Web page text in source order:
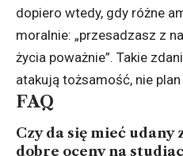
dopiero wtedy, gdy różne
moralnie: „przesadzasz z
życia poważnie”. Takie
atakują tożsamość, nie
FAQ
Czy da się mieć
dobre oceny na